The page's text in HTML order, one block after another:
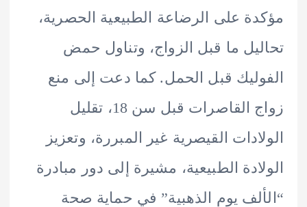
على الرضاعة الطبيعية الحصرية،
ما قبل الزواج، وتناول حمض
قبل الحمل. كما دعت إلى منع
زواج القاصرات قبل سن 18، تقليل
القيصرية غير المبررة، وتعزيز
الطبيعية، مشيرة إلى دور مبادرة
يوم الذهبية” في حماية صحة